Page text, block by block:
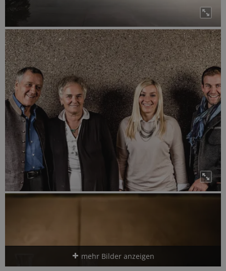
mehr Bilder anzeigen